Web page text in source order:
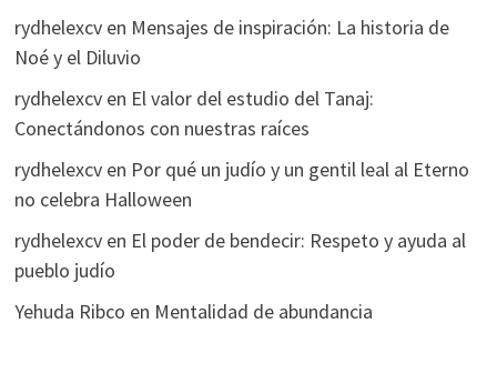
rydhelexcven Mensajes de inspiración: La historia de
Noé y el Diluvio
rydhelexcven El valor del estudio del Tanaj:
Conectándonos con nuestras raíces
rydhelexcven Por qué un judío y un gentil leal al Eterno
no celebra Halloween
rydhelexcven El poder de bendecir: Respeto y ayuda al
pueblo judío
Yehuda Ribco en Mentalidad de abundancia